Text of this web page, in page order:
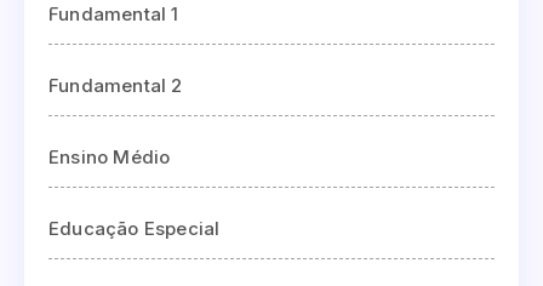
Fundamental 1
Fundamental 2
Ensino Médio
Educação Especial